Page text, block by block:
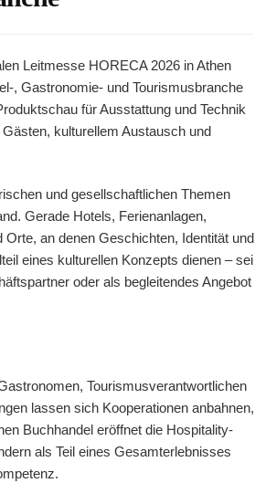
Leitmesse HORECA 2026 in Athen
, Gastronomie- und Tourismusbranche
für Ausstattung und Technik
kulturellem Austausch und
und gesellschaftlichen Themen
Gerade Hotels, Ferienanlagen,
an denen Geschichten, Identität und
eines kulturellen Konzepts dienen – sei
oder als begleitendes Angebot
Tourismusverantwortlichen
lassen sich Kooperationen anbahnen,
Buchhandel eröffnet die Hospitality-
als Teil eines Gesamterlebnisses